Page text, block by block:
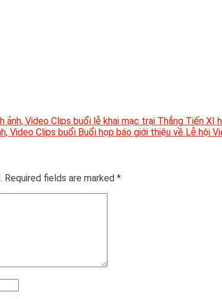
ảnh, Video Clips buổi lễ khai mạc trại Thẳng Tiến XI
Video Clips buổi Buổi họp báo giới thiệu về Lễ hội
Required fields are marked *